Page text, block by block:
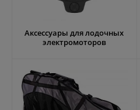
Аксессуары для лодочных
электромоторов